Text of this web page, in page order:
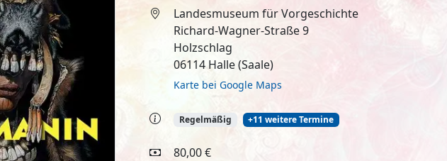
Landesmuseum für Vorgeschichte
Richard-Wagner-Straße 9
Holzschlag
06114 Halle (Saale)
Karte bei Google Maps
Regelmäßig +11 weitere Termine
80,00 €